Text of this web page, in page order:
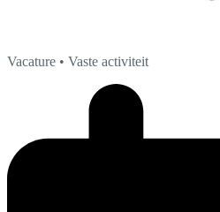
Vacature • Vaste activiteit